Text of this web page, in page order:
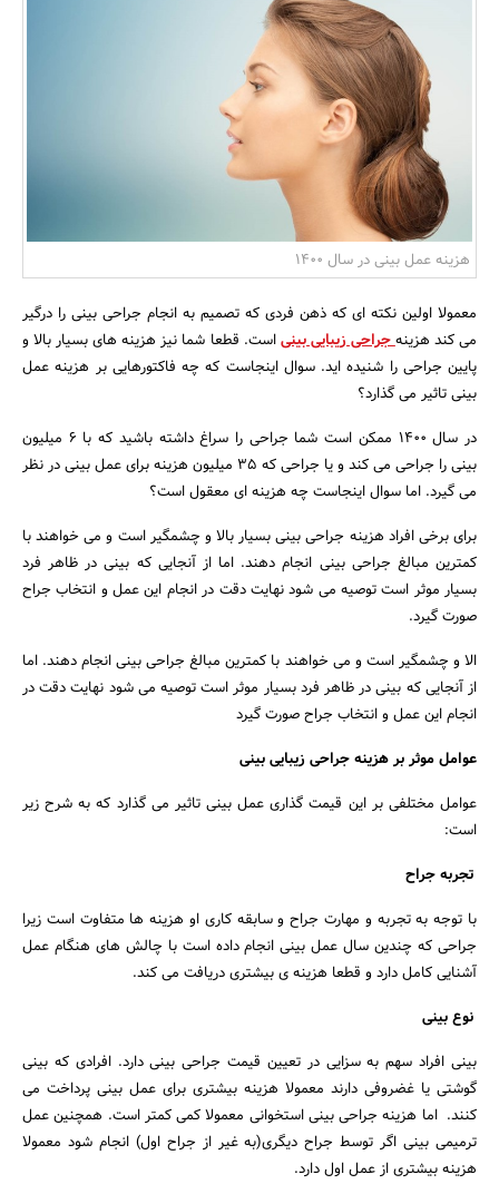
جستجو
هزینه عمل بینی در سال ۱۴۰۰
معمولا اولین نکته ای که ذهن فردی که تصمیم به انجام جراحی بینی را درگیر
می کند هزینهجراحی زیبایی بینیاست. قطعا شما نیز هزینه های بسیار بالا و
پایین جراحی را شنیده اید. سوال اینجاست که چه فاکتورهایی بر هزینه عمل
بینی تاثیر می گذارد؟
در سال ۱۴۰۰ ممکن است شما جراحی را سراغ داشته باشید که با ۶ میلیون
بینی را جراحی می کند و یا جراحی که ۳۵ میلیون هزینه برای عمل بینی در نظر
می گیرد. اما سوال اینجاست چه هزینه ای معقول است؟
برای برخی افراد هزینه جراحی بینی بسیار بالا و چشمگیر است و می خواهند با
کمترین مبالغ جراحی بینی انجام دهند. اما از آنجایی که بینی در ظاهر فرد
بسیار موثر است توصیه می شود نهایت دقت در انجام این عمل و انتخاب جراح
صورت گیرد.
الا و چشمگیر است و می خواهند با کمترین مبالغ جراحی بینی انجام دهند. اما
از آنجایی که بینی در ظاهر فرد بسیار موثر است توصیه می شود نهایت دقت در
انجام این عمل و انتخاب جراح صورت گیرد
عوامل موثر بر هزینه جراحی زیبایی بینی
عوامل مختلفی بر این قیمت گذاری عمل بینی تاثیر می گذارد که به شرح زیر
است:
تجربه جراح
با توجه به تجربه و مهارت جراح و سابقه کاری او هزینه ها متفاوت است زیرا
جراحی که چندین سال عمل بینی انجام داده است با چالش های هنگام عمل
آشنایی کامل دارد و قطعا هزینه ی بیشتری دریافت می کند.
نوع بینی
بینی افراد سهم به سزایی در تعیین قیمت جراحی بینی دارد. افرادی که بینی
گوشتی یا غضروفی دارند معمولا هزینه بیشتری برای عمل بینی پرداخت می
کنند. اما هزینه جراحی بینی استخوانی معمولا کمی کمتر است. همچنین عمل
ترمیمی بینی اگر توسط جراح دیگری(به غیر از جراح اول) انجام شود معمولا
هزینه بیشتری از عمل اول دارد.